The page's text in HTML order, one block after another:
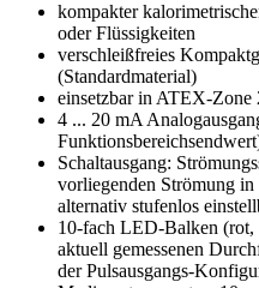
kompakter
oder Flüssigkeiten
verschleißfreies
(Standardmaterial)
einsetzbar in ATEX-Zone
4 ... 20 mA
Schaltausgang:
vorliegenden Strömung
alternativ stufenlos
10-fach LED-Balken (rot,
aktuell gemessenen
der Pulsausgangs-